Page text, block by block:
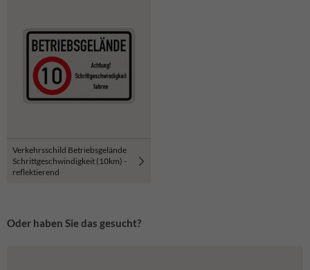
Verkehrsschild Betriebsgelände
Schrittgeschwindigkeit (10km) -
reflektierend
Oder haben Sie das gesucht?